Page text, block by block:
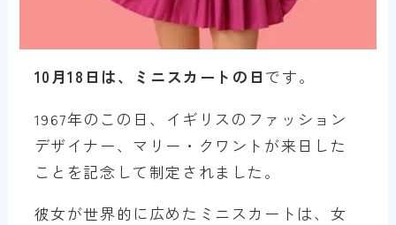
10月18日は、ミニスカートの日 です。
1967年のこの日、イギリスのファッション
デザイナー、マリー・クワントが来日した
ことを記念して制定されました。
彼女が世界的に広めたミニスカートは、女